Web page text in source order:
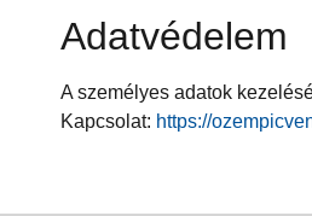
Adatvédelem
A személyes adatok
Kapcsolat: https://